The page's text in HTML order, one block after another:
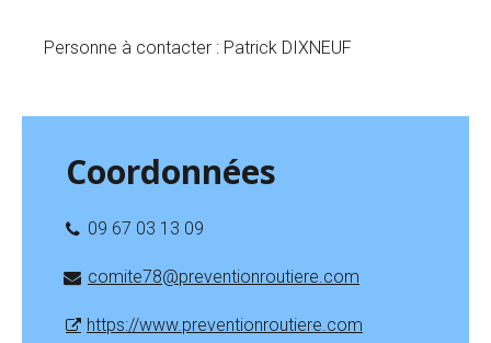
Personne à contacter : Patrick DIXNEUF
Coordonnées
09 67 03 13 09
comite78@preventionroutiere.com
https://www.preventionroutiere.com